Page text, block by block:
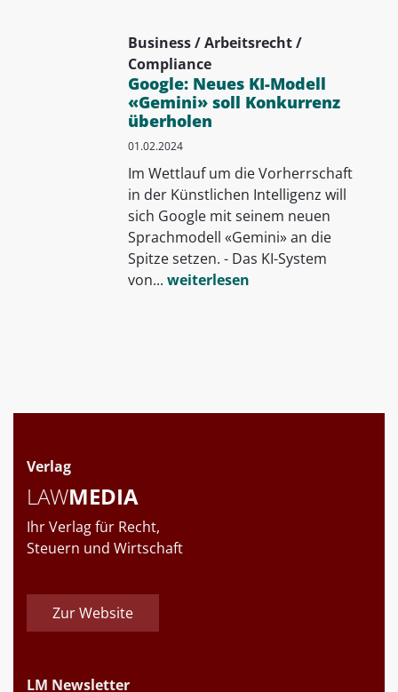
Business / Arbeitsrecht /
Compliance
Google: Neues KI-Modell
«Gemini» soll Konkurrenz
überholen
01.02.2024
Im Wettlauf um die Vorherrschaft
in der Künstlichen Intelligenz will
sich Google mit seinem neuen
Sprachmodell «Gemini» an die
Spitze setzen. - Das KI-System
von... weiterlesen
Verlag
LAWMEDIA
Ihr Verlag für Recht,
Steuern und Wirtschaft
Zur Website
LM Newsletter